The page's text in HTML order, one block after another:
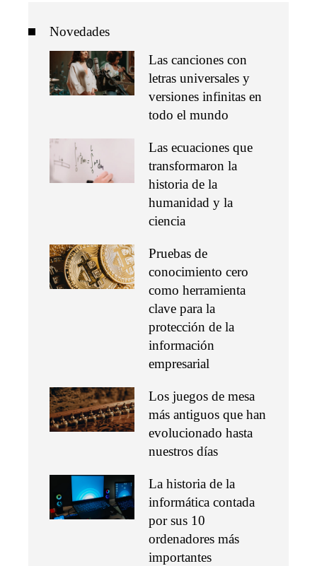
Novedades
Las canciones con
letras universales y
versiones infinitas en
todo el mundo
Las ecuaciones que
transformaron la
historia de la
humanidad y la
ciencia
Pruebas de
conocimiento cero
como herramienta
clave para la
protección de la
información
empresarial
Los juegos de mesa
más antiguos que han
evolucionado hasta
nuestros días
La historia de la
informática contada
por sus 10
ordenadores más
importantes